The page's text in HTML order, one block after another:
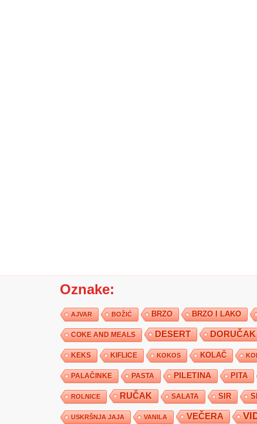
Oznake:
AJVAR BOŽIĆ BRZO BRZO I LAKO
COKE AND MEALS DESERT DORUČAK
KEKS KIFLICE KOKOS KOLAČ
PALAČINKE PASTA PILETINA PITA
ROLNICE RUČAK SALATA SIR
USKRŠNJA JAJA VANILA VEČERA